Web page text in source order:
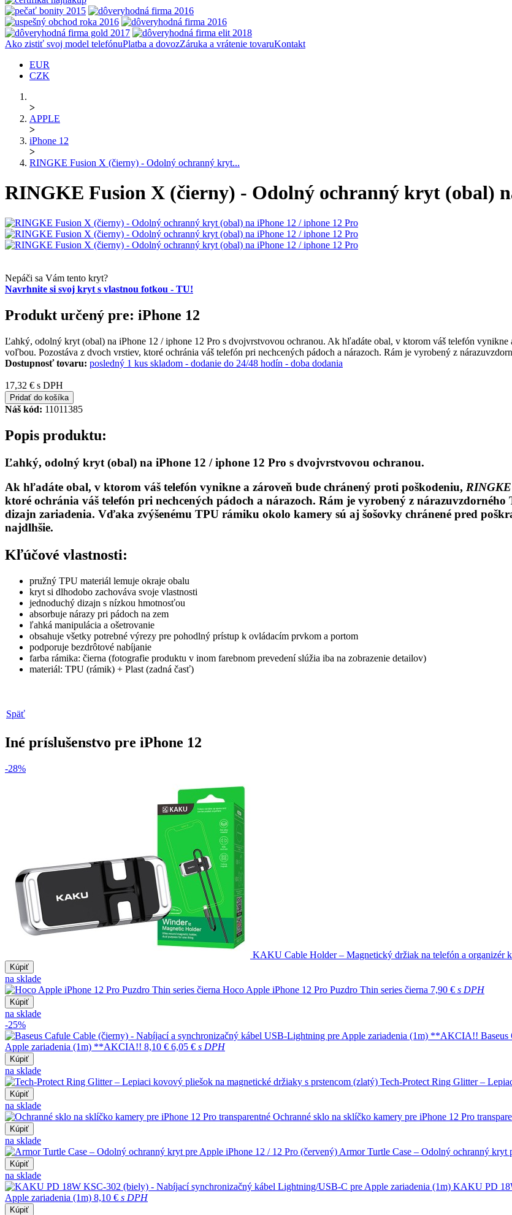
Ako zistiť svoj model telefónuPlatba a dovozZáruka a vrátenie tovaruKontakt
EUR
CZK
>
APPLE
>
iPhone 12
>
RINGKE Fusion X (čierny) - Odolný ochranný kryt...
RINGKE Fusion X (čierny) - Odolný ochranný kryt (obal)
Nepáči sa Vám tento kryt?
Navrhnite si svoj kryt s vlastnou fotkou - TU!
Produkt určený pre: iPhone 12
Ľahký, odolný kryt (obal) na iPhone 12 / iphone 12 Pro s dvojvrstvovou ochranou. Ak hľadáte obal, v ktorom váš telefón
voľbou. Pozostáva z dvoch vrstiev, ktoré ochránia váš telefón pri nechcených pádoch a nárazoch. Rám je vyrobený z
Dostupnosť tovaru: posledný 1 kus skladom - dodanie do 24/48 hodín - doba dodania
17,32 € s DPH
Pridať do košíka
Náš kód: 11011385
Popis produktu:
Ľahký, odolný kryt (obal) na iPhone 12 / iphone 12 Pro s dvojvrstvovou ochranou.
Ak hľadáte obal, v ktorom váš telefón vynikne a zároveň bude chránený proti poškodeniu,
ktoré ochránia váš telefón pri nechcených pádoch a nárazoch. Rám je vyrobený z
dizajn zariadenia. Vďaka zvýšenému TPU rámiku okolo kamery sú aj šošovky chránené pred
najdlhšie.
Kľúčové vlastnosti:
pružný TPU materiál lemuje okraje obalu
kryt si dlhodobo zachováva svoje vlastnosti
jednoduchý dizajn s nízkou hmotnosťou
absorbuje nárazy pri pádoch na zem
ľahká manipulácia a ošetrovanie
obsahuje všetky potrebné výrezy pre pohodlný prístup k ovládacím prvkom a portom
podporuje bezdrôtové nabíjanie
farba rámika: čierna (fotografie produktu v inom farebnom prevedení slúžia iba na zobrazenie detailov)
materiál: TPU (rámik) + Plast (zadná časť)
Späť
Iné príslušenstvo pre iPhone 12
-28%
KAKU Cable Holder – Magnetický držiak na telefón a
Kúpiť
na sklade
Hoco Apple iPhone 12 Pro Puzdro Thin series čierna 7,90 € s DPH
Kúpiť
na sklade
-25%
Apple zariadenia (1m) **AKCIA!! 8,10 € 6,05 € s DPH
Kúpiť
na sklade
Tech-Protect Ring Glitter –
Kúpiť
na sklade
Ochranné sklo na sklíčko kamery pre iPhone 12 Pro
Kúpiť
na sklade
Armor Turtle Case – Odolný ochranný kryt
Kúpiť
na sklade
KAKU PD
Apple zariadenia (1m) 8,10 € s DPH
Kúpiť